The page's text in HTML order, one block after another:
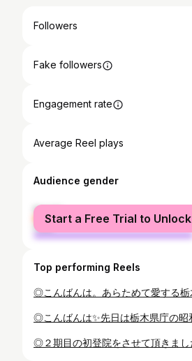
Followers
Fake followers
Engagement rate
Average Reel plays
Audience gender
female
male
Start a Free Trial to Unlock
Top performing Reels